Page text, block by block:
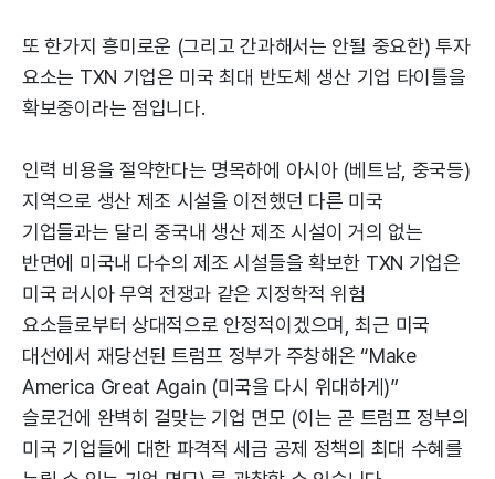
또 한가지 흥미로운 (그리고 간과해서는 안될 중요한) 투자
요소는 TXN 기업은 미국 최대 반도체 생산 기업 타이틀을
확보중이라는 점입니다.
인력 비용을 절약한다는 명목하에 아시아 (베트남, 중국등)
지역으로 생산 제조 시설을 이전했던 다른 미국
기업들과는 달리 중국내 생산 제조 시설이 거의 없는
반면에 미국내 다수의 제조 시설들을 확보한 TXN 기업은
미국 러시아 무역 전쟁과 같은 지정학적 위험
요소들로부터 상대적으로 안정적이겠으며, 최근 미국
대선에서 재당선된 트럼프 정부가 주창해온 “Make
America Great Again (미국을 다시 위대하게)”
슬로건에 완벽히 걸맞는 기업 면모 (이는 곧 트럼프 정부의
미국 기업들에 대한 파격적 세금 공제 정책의 최대 수혜를